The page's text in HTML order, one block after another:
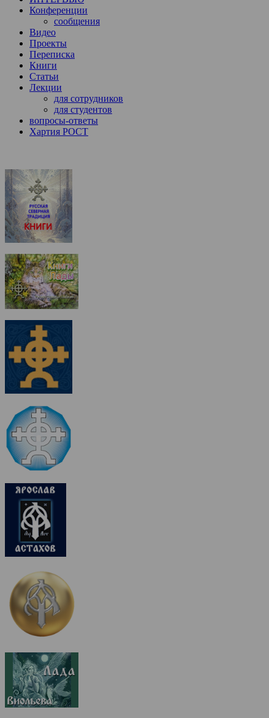
Конференции
сообщения
Видео
Проекты
Переписка
Книги
Статьи
Лекции
для сотрудников
для студентов
вопросы-ответы
Хартия РОСТ